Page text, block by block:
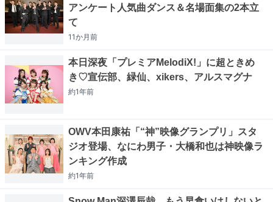
アンケート人気曲ダンス＆名場面集の2本立
て
11か月前
本日深夜「プレミアMelodiX!」に超ときめ
き♡宣伝部、緑仙、xikers、アルスマグナ
約1年前
OWV本田康祐「“神”映像グランプリ」スタ
ジオ登場、なにわ男子・大橋和也は神映像ラ
ンキング作成
約1年前